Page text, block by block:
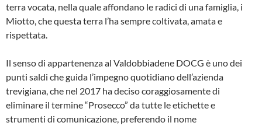
terra vocata, nella quale affondano le radici di una famiglia, i
Miotto, che questa terra l’ha sempre coltivata, amata e
rispettata.
Il senso di appartenenza al Valdobbiadene DOCG è uno dei
punti saldi che guida l’impegno quotidiano dell’azienda
trevigiana, che nel 2017 ha deciso coraggiosamente di
eliminare il termine “Prosecco” da tutte le etichette e
strumenti di comunicazione, preferendo il nome